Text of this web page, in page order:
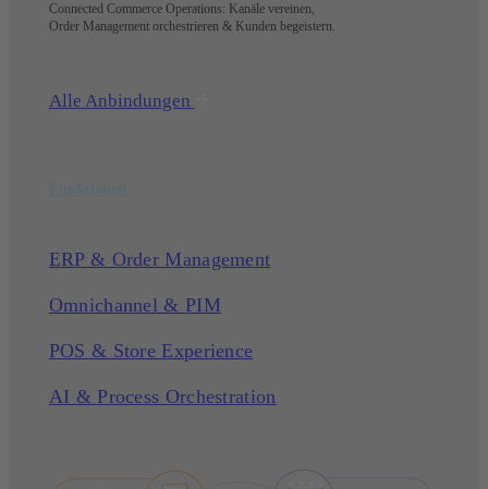
Connected Commerce Operations: Kanäle vereinen,
Order Management orchestrieren & Kunden begeistern.
Alle Anbindungen
ERP & Order Management
Omnichannel & PIM
POS & Store Experience
AI & Process Orchestration